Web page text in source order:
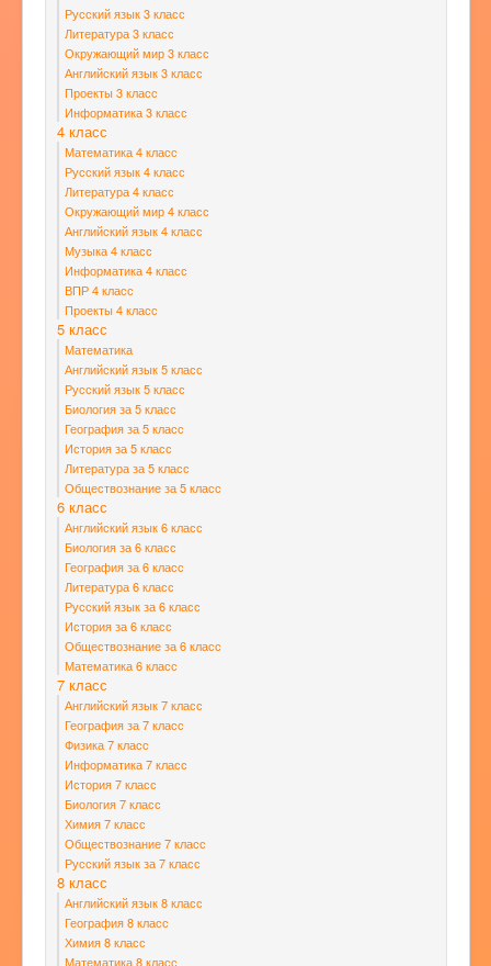
Русский язык 3 класс
Литература 3 класс
Окружающий мир 3 класс
Английский язык 3 класс
Проекты 3 класс
Информатика 3 класс
4 класс
Математика 4 класс
Русский язык 4 класс
Литература 4 класс
Окружающий мир 4 класс
Английский язык 4 класс
Музыка 4 класс
Информатика 4 класс
ВПР 4 класс
Проекты 4 класс
5 класс
Математика
Английский язык 5 класс
Русский язык 5 класс
Биология за 5 класс
География за 5 класс
История за 5 класс
Литература за 5 класс
Обществознание за 5 класс
6 класс
Английский язык 6 класс
Биология за 6 класс
География за 6 класс
Литература 6 класс
Русский язык за 6 класс
История за 6 класс
Обществознание за 6 класс
Математика 6 класс
7 класс
Английский язык 7 класс
География за 7 класс
Физика 7 класс
Информатика 7 класс
История 7 класс
Биология 7 класс
Химия 7 класс
Обществознание 7 класс
Русский язык за 7 класс
8 класс
Английский язык 8 класс
География 8 класс
Химия 8 класс
Математика 8 класс